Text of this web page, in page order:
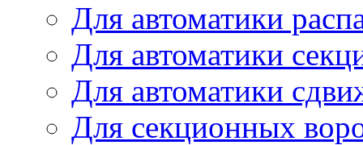
Для автоматики
Для автоматики
Для автоматики
Для секционных